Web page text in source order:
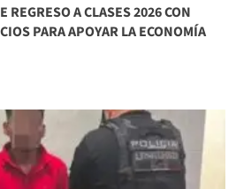
REGRESO A CLASES 2026 CON
PARA APOYAR LA ECONOMÍA